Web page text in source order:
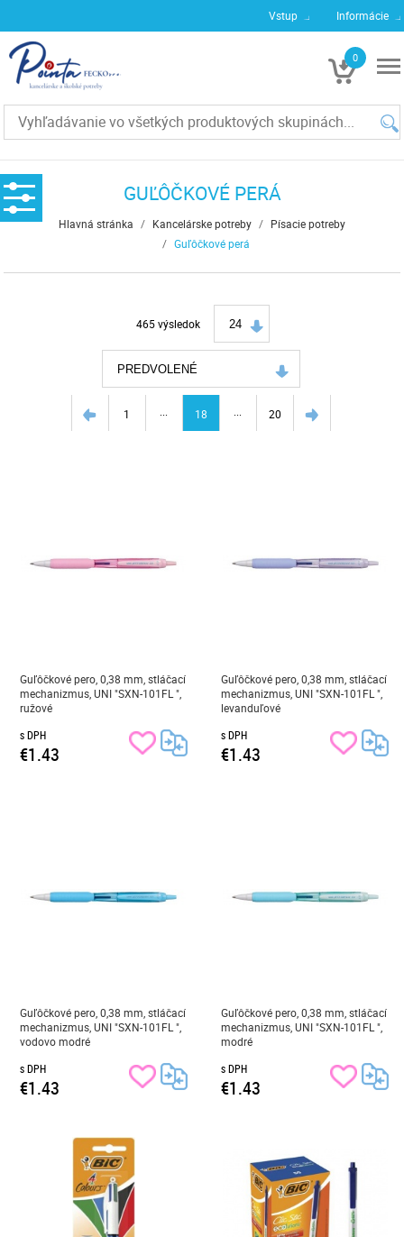
Vstup Informácie
0
€0
GUĽÔČKOVÉ PERÁ
Hlavná stránka / Kancelárske potreby / Písacie potreby
/ Guľôčkové perá
465 výsledok 24
PREDVOLENÉ
1 18 20
Guľôčkové pero, 0,38 mm, stláčací
mechanizmus, UNI "SXN-101FL ",
ružové
s DPH
€1.43
Guľôčkové pero, 0,38 mm, stláčací
mechanizmus, UNI "SXN-101FL ",
levanduľové
s DPH
€1.43
Guľôčkové pero, 0,38 mm, stláčací
mechanizmus, UNI "SXN-101FL ",
vodovo modré
s DPH
€1.43
Guľôčkové pero, 0,38 mm, stláčací
mechanizmus, UNI "SXN-101FL ",
modré
s DPH
€1.43